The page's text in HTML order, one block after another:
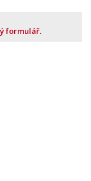
formulář.